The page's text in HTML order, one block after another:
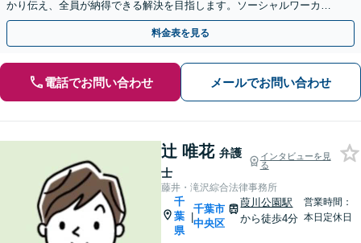
かり伝え、全員が納得できる解決を目指します。ソーシャルワーカー
兼司法書士と連携【WEB面談可】【24時間受付】
料金表を見る
電話でお問い合わせ メールでお問い合わせ
辻 唯花 弁護
士
インタビューを見
る
藤井・滝沢綜合法律事務所
千
葉
県
|
千葉市
中央区
葭川公園駅
から徒歩4分
営業時間：
本日定休日